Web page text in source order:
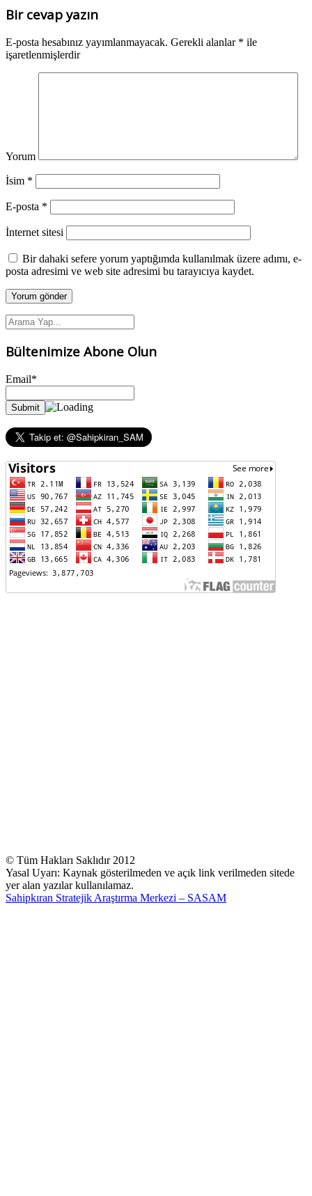
Bir cevap yazın
E-posta hesabınız yayımlanmayacak. Gerekli alanlar * ile
işaretlenmişlerdir
Yorum
İsim *
E-posta *
İnternet sitesi
Bir dahaki sefere yorum yaptığımda kullanılmak üzere adımı, e-
posta adresimi ve web site adresimi bu tarayıcıya kaydet.
Bültenimize Abone Olun
Email*
© Tüm Hakları Saklıdır 2012
Yasal Uyarı: Kaynak gösterilmeden ve açık link verilmeden sitede
yer alan yazılar kullanılamaz.
Sahipkıran Stratejik Araştırma Merkezi – SASAM